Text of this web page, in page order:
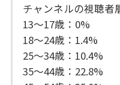
チャンネルの視聴者
13～17歳：0%
18～24歳：1.4%
25～34歳：10.4%
35～44歳：22.8%